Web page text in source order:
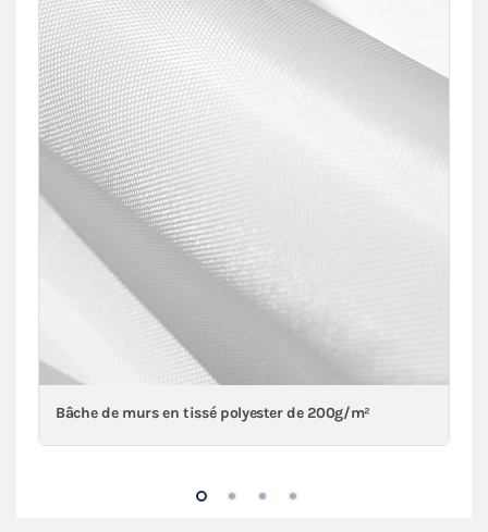
Bâche de murs en tissé polyester de 200g/m²